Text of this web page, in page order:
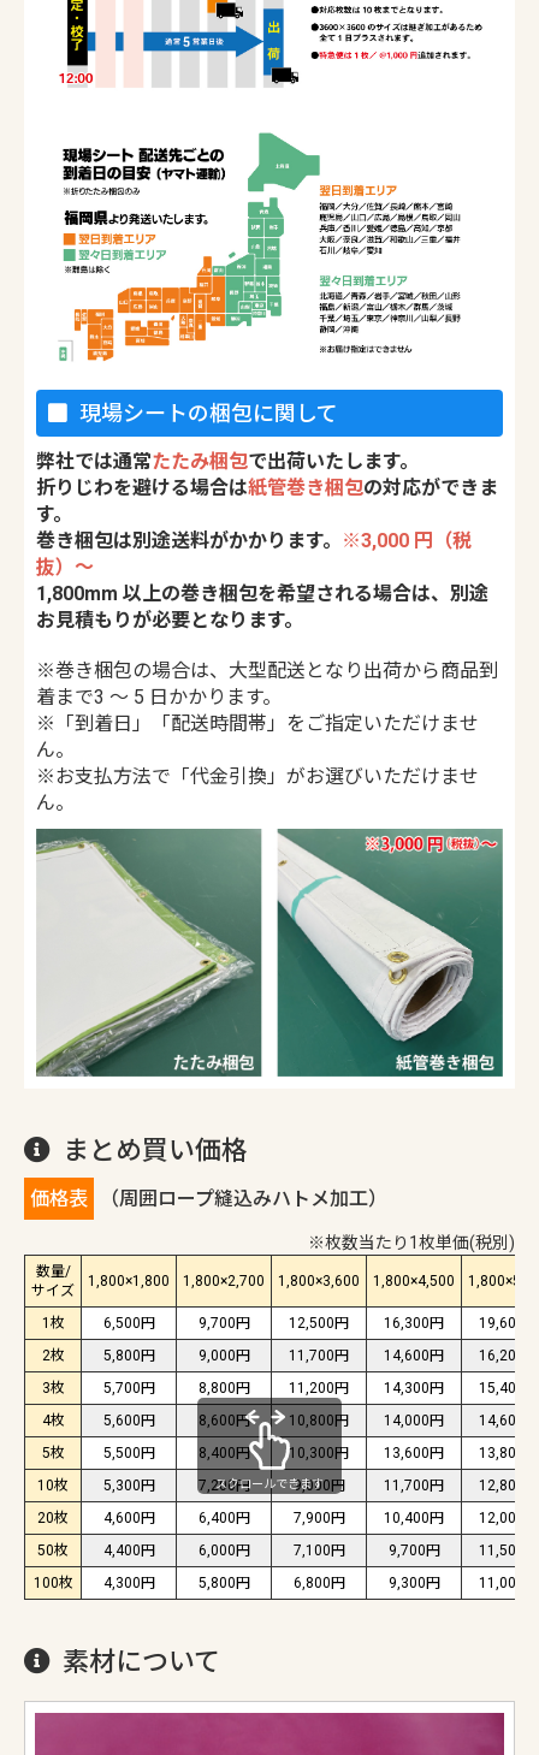
現場シートの梱包に関して
弊社では通常たたみ梱包で出荷いたします。
折りじわを避ける場合は紙管巻き梱包の対応ができま
す。
巻き梱包は別途送料がかかります。
※3,000 円（税
抜）〜
1,800mm 以上の巻き梱包を希望される場合は、別途
お見積もりが必要となります。
※巻き梱包の場合は、大型配送となり出荷から商品到
着まで3 ～ 5 日かかります。
※「到着日」「配送時間帯」をご指定いただけませ
ん。
※お支払方法で「代金引換」がお選びいただけませ
ん。
まとめ買い価格
価格表 （周囲ロープ縫込みハトメ加工）
※枚数当たり1枚単価(税別)
数量/
サイズ
1,800×1,800 1,800×2,700 1,800×3,600 1,800×4,500
1枚 6,500円 9,700円 12,500円 16,300円
19,600円
2枚
5,800円 9,000円 11,700円 14,600円
16,200円
3枚
5,700円 8,800円 11,200円 14,300円
15,400円
4枚
5,600円 8,600円 10,800円 14,000円
14,600円
5枚
5,500円 8,400円 10,300円 13,600円
13,800円
10枚
5,300円 7,200円 9,000円 11,700円
12,800円
20枚
4,600円 6,400円 7,900円 10,400円
12,000円
50枚
4,400円 6,000円 7,100円 9,700円
11,500円
100枚
4,300円 5,800円 6,800円 9,300円 11,000円
スクロールできます
素材について